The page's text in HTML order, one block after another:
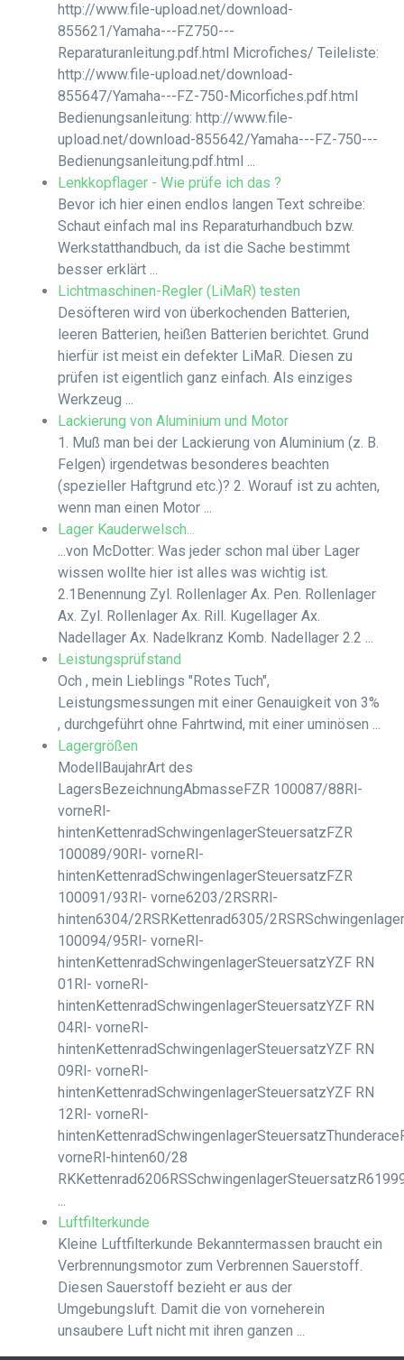
http://www.file-upload.net/download-
855621/Yamaha---FZ750---
Reparaturanleitung.pdf.html Microfiches/ Teileliste:
http://www.file-upload.net/download-
855647/Yamaha---FZ-750-Micorfiches.pdf.html
Bedienungsanleitung: http://www.file-
upload.net/download-855642/Yamaha---FZ-750---
Bedienungsanleitung.pdf.html ...
Lenkkopflager - Wie prüfe ich das ?
Bevor ich hier einen endlos langen Text schreibe:
Schaut einfach mal ins Reparaturhandbuch bzw.
Werkstatthandbuch, da ist die Sache bestimmt
besser erklärt ...
Lichtmaschinen-Regler (LiMaR) testen
Desöfteren wird von überkochenden Batterien,
leeren Batterien, heißen Batterien berichtet. Grund
hierfür ist meist ein defekter LiMaR. Diesen zu
prüfen ist eigentlich ganz einfach. Als einziges
Werkzeug ...
Lackierung von Aluminium und Motor
1. Muß man bei der Lackierung von Aluminium (z. B.
Felgen) irgendetwas besonderes beachten
(spezieller Haftgrund etc.)? 2. Worauf ist zu achten,
wenn man einen Motor ...
Lager Kauderwelsch...
...von McDotter: Was jeder schon mal über Lager
wissen wollte hier ist alles was wichtig ist.
2.1Benennung Zyl. Rollenlager Ax. Pen. Rollenlager
Ax. Zyl. Rollenlager Ax. Rill. Kugellager Ax.
Nadellager Ax. Nadelkranz Komb. Nadellager 2.2 ...
Leistungsprüfstand
Och , mein Lieblings "Rotes Tuch",
Leistungsmessungen mit einer Genauigkeit von 3%
, durchgeführt ohne Fahrtwind, mit einer uminösen ...
Lagergrößen
ModellBaujahrArt des
LagersBezeichnungAbmasseFZR 100087/88Rl-
vorneRl-
hintenKettenradSchwingenlagerSteuersatzFZR
100089/90Rl- vorneRl-
hintenKettenradSchwingenlagerSteuersatzFZR
100091/93Rl- vorne6203/2RSRRl-
hinten6304/2RSRKettenrad6305/
100094/95Rl- vorneRl-
hintenKettenradSchwingenlagerSteuersatzYZF RN
01Rl- vorneRl-
hintenKettenradSchwingenlagerSteuersatzYZF RN
04Rl- vorneRl-
hintenKettenradSchwingenlagerSteuersatzYZF RN
09Rl- vorneRl-
hintenKettenradSchwingenlagerSteuersatzYZF RN
12Rl- vorneRl-
vorneRl-hinten60/28
Luftfilterkunde
Kleine Luftfilterkunde Bekanntermassen braucht ein
Verbrennungsmotor zum Verbrennen Sauerstoff.
Diesen Sauerstoff bezieht er aus der
Umgebungsluft. Damit die von vorneherein
unsaubere Luft nicht mit ihren ganzen ...